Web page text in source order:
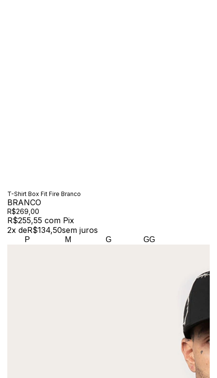
T-Shirt Box Fit Fire Branco
BRANCO
R$269,00
R$255,55 com Pix
2x deR$134,50sem juros
P M G GG